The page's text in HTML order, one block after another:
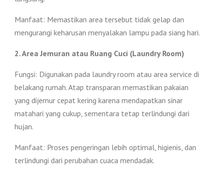
Manfaat: Memastikan area tersebut tidak gelap dan
mengurangi keharusan menyalakan lampu pada siang hari.
2. Area Jemuran atau Ruang Cuci (Laundry Room)
Fungsi: Digunakan pada laundry room atau area service di
belakang rumah. Atap transparan memastikan pakaian
yang dijemur cepat kering karena mendapatkan sinar
matahari yang cukup, sementara tetap terlindungi dari
hujan.
Manfaat: Proses pengeringan lebih optimal, higienis, dan
terlindungi dari perubahan cuaca mendadak.